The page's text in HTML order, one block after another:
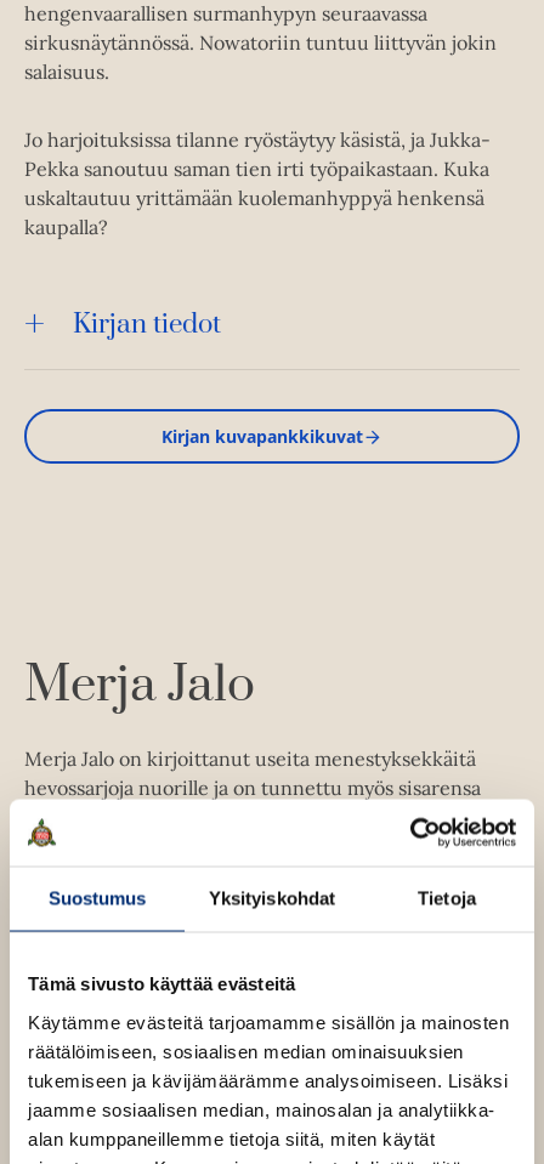
Suostumus Yksityiskohdat Tietoja
Tämä sivusto käyttää evästeitä
Käytämme evästeitä tarjoamamme sisällön ja mainosten
räätälöimiseen, sosiaalisen median ominaisuuksien
tukemiseen ja kävijämäärämme analysoimiseen. Lisäksi
jaamme sosiaalisen median, mainosalan ja analytiikka-
alan kumppaneillemme tietoja siitä, miten käytät
hengenvaarallisen surmanhypyn seuraavassa
sirkusnäytännössä. Nowatoriin tuntuu liittyvän jokin
salaisuus.
Jo harjoituksissa tilanne ryöstäytyy käsistä, ja Jukka-
Pekka sanoutuu saman tien irti työpaikastaan. Kuka
uskaltautuu yrittämään kuolemanhyppyä henkensä
kaupalla?
Kirjan tiedot
Kirjan kuvapankkikuvat
Merja Jalo
Merja Jalo on kirjoittanut useita menestyksekkäitä
hevossarjoja nuorille ja on tunnettu myös sisarensa
Marvi Jalon kanssa yhdessä tekemistään Jesse-
koirakirjoista. Jalolla on vankka kokemus hevosten
ensimmäinen hevonen hänen ollessaan 8-vuotias ja
aikuisena kilpahevosten kasvatuksesta tuli elämäntapa
Jalon on täytynyt luopua omista hevosista, mutta
hevoset ovat aina kirjailijan sydäntä lähellä.
Lue lisää tekijästä
M
e
r